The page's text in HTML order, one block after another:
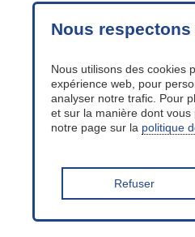
Nous
Nous utilisons des cookies
expérience web, pour
analyser notre trafic. Pour
et sur la manière dont
notre page sur la politique
Refuser